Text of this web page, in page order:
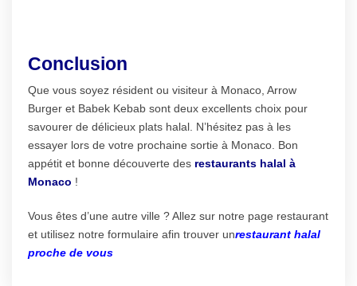
Conclusion
Que vous soyez résident ou visiteur à Monaco, Arrow
Burger et Babek Kebab sont deux excellents choix pour
savourer de délicieux plats halal. N’hésitez pas à les
essayer lors de votre prochaine sortie à Monaco. Bon
appétit et bonne découverte des restaurants halal à
Monaco !
Vous êtes d’une autre ville ? Allez sur notre page restaurant
et utilisez notre formulaire afin trouver unrestaurant halal
proche de vous